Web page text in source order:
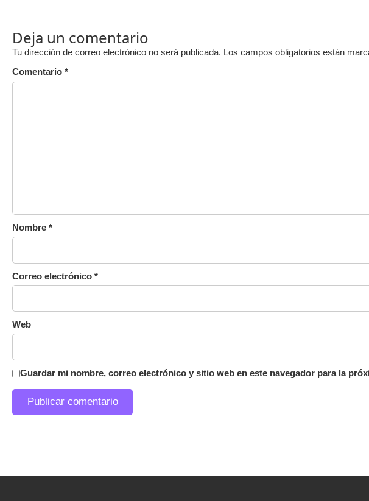
Deja un comentario
Tu dirección de correo electrónico no será publicada. Los campos obligatorios están
Comentario *
Nombre *
Correo electrónico *
Web
Guardar mi nombre, correo electrónico y sitio web en este navegador para la